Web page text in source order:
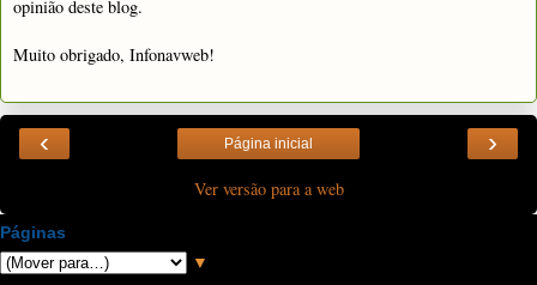
opinião deste blog.
Muito obrigado, Infonavweb!
‹ ›
Página inicial
Ver versão para a web
Páginas
▼